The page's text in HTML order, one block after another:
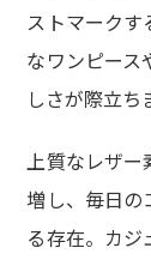
ストマークす
なワンピース
しさが際立ち
上質なレザー
増し、毎日の
る存在。カ